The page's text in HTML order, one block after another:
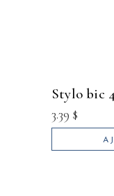
stylo bic
3.39 $